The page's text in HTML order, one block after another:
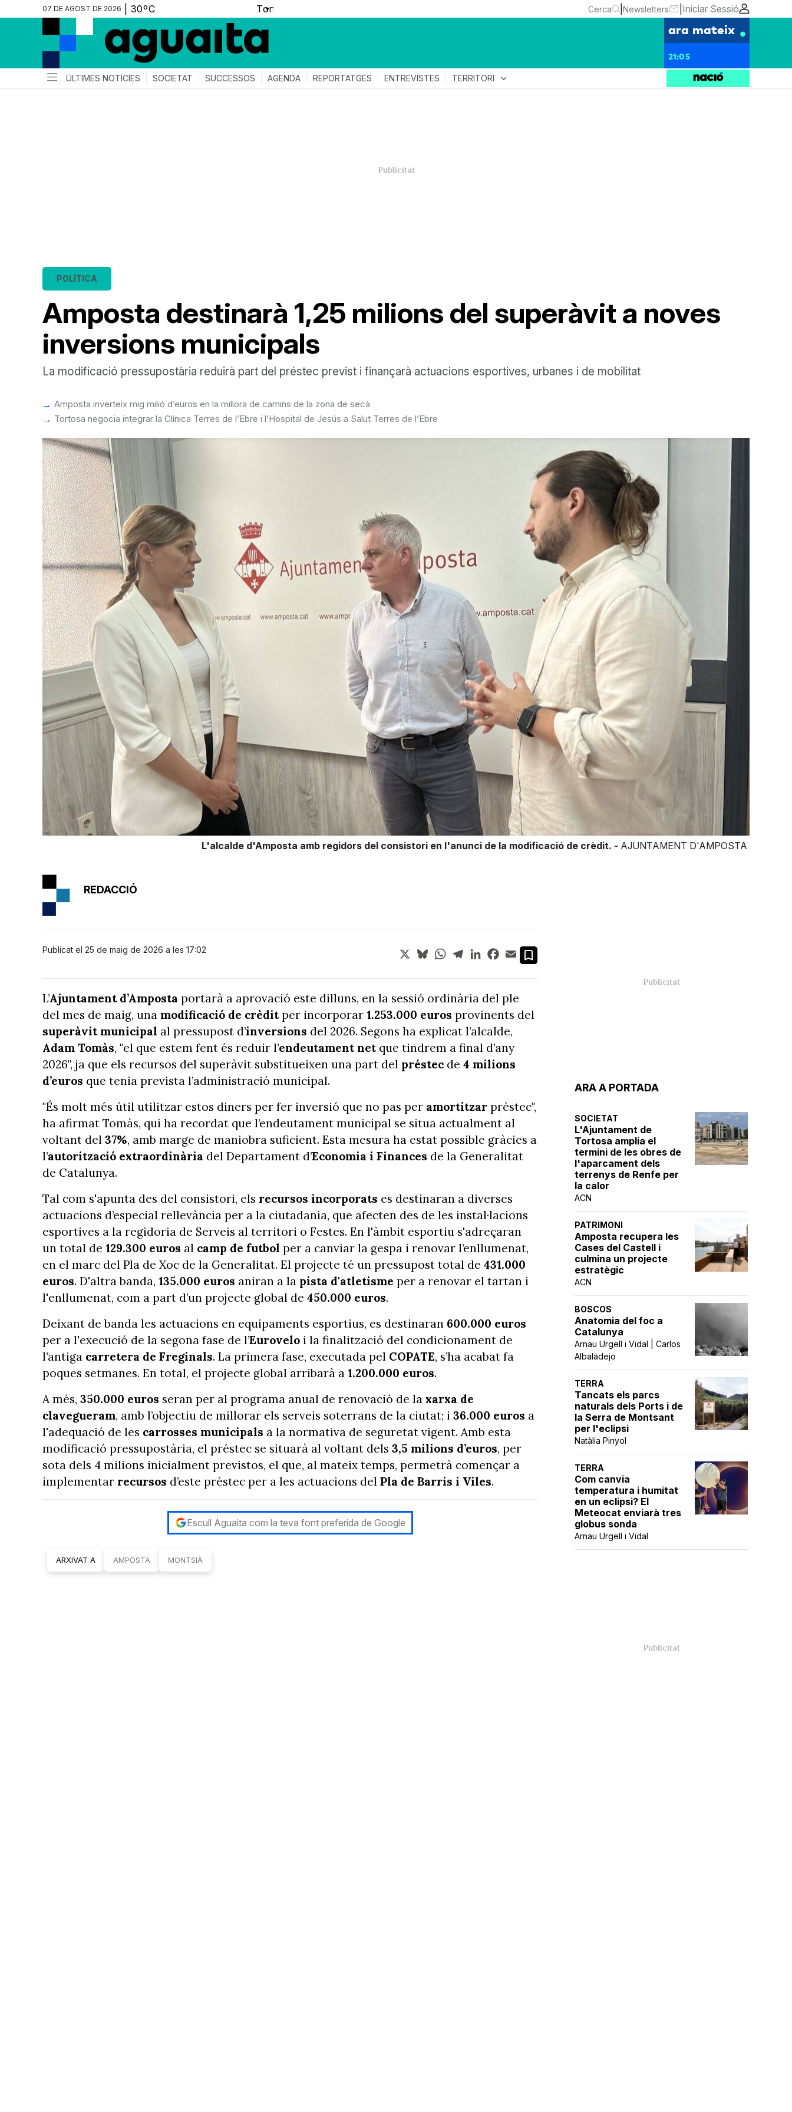
07 DE AGOST DE 2026 ▼ Cerca Newsletters Iniciar Sessió
ara mateix
21:05
ÚLTIMES NOTÍCIES SOCIETAT SUCCESSOS AGENDA REPORTATGES ENTREVISTES TERRITORI expand_more
Amposta destinarà 1,25 milions del superàvit a noves
inversions municipals
POLÍTICA
La modificació pressupostària reduirà part del préstec previst i finançarà actuacions esportives, urbanes i de mobilitat
Amposta inverteix mig milió d’euros en la millora de camins de la zona de secà
Tortosa negocia integrar la Clínica Terres de l’Ebre i l’Hospital de Jesús a Salut Terres de l’Ebre
L'alcalde d'Amposta amb regidors del consistori en l'anunci de la modificació de crèdit. - AJUNTAMENT D'AMPOSTA
ARA A PORTADA
SOCIETAT
L'Ajuntament de
Tortosa amplia el
termini de les obres de
l'aparcament dels
terrenys de Renfe per
la calor
ACN
PATRIMONI
Amposta recupera les
Cases del Castell i
culmina un projecte
estratègic
ACN
BOSCOS
Anatomia del foc a
Catalunya
Arnau Urgell i Vidal | Carlos
Albaladejo
TERRA
Tancats els parcs
naturals dels Ports i de
la Serra de Montsant
per l'eclipsi
Natàlia Pinyol
TERRA
Com canvia
temperatura i humitat
en un eclipsi? El
Meteocat enviarà tres
globus sonda
Arnau Urgell i Vidal
REDACCIÓ
Publicat el 25 de maig de 2026 a les 17:02 X BlueskyWhatsApp
TelegramLinkedInFacebook
Email
L’Ajuntamentd’Amposta portarà a aprovació este dilluns, en la sessió ordinària del ple
del mes de maig, una modificació de crèditper incorporar 1.253.000 euros provinents del
superàvit municipal al pressupost d’inversions del 2026. Segons ha explicat l’alcalde,
Adam Tomàs, "el que estem fent és reduir l’endeutamentnet que tindrem a final d’any
2026", ja que els recursos del superàvit substitueixen una part del préstec de 4 milions
d’euros que tenia prevista l’administració municipal.
"És molt més útil utilitzar estos diners per fer inversió que no pas per amortitzar prèstec",
ha afirmat Tomàs, qui ha recordat que l’endeutament municipal se situa actualment al
voltant del 37%, amb marge de maniobra suficient. Esta mesura ha estat possible gràcies a
l’autorització extraordinària del Departament d’Economia i Finances de la Generalitat
de Catalunya.
Tal com s'apunta des del consistori, els recursos incorporats es destinaran a diverses
actuacions d’especial rellevància per a la ciutadania, que afecten des de les instal·lacions
esportives a la regidoria de Serveis al territori o Festes. En l'àmbit esportiu s'adreçaran
un total de 129.300 euros al camp de futbol per a canviar la gespa i renovar l’enllumenat,
en el marc del Pla de Xoc de la Generalitat. El projecte té un pressupost total de 431.000
euros. D'altra banda, 135.000 euros aniran a la pista d'atletisme per a renovar el tartan i
l'enllumenat, com a part d’un projecte global de 450.000 euros.
Deixant de banda les actuacions en equipaments esportius, es destinaran 600.000 euros
per a l'execució de la segona fase de l’Eurovelo i la finalització del condicionament de
l’antiga carretera de Freginals. La primera fase, executada pel COPATE, s’ha acabat fa
poques setmanes. En total, el projecte global arribarà a 1.200.000 euros.
A més, 350.000 euros seran per al programa anual de renovació de la xarxa de
clavegueram, amb l’objectiu de millorar els serveis soterrans de la ciutat; i 36.000 euros a
l'adequació de les carrosses municipals a la normativa de seguretat vigent. Amb esta
modificació pressupostària, el préstec se situarà al voltant dels 3,5 milions d’euros, per
sota dels 4 milions inicialment previstos, el que, al mateix temps, permetrà començar a
implementar recursos d’este préstec per a les actuacions del Pla de Barris i Viles.
Escull Aguaita com la teva font preferida de Google
ARXIVAT A AMPOSTA MONTSIÀ